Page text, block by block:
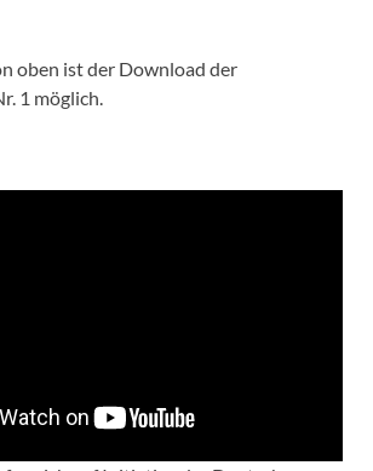
oben ist der Download der
1 möglich.